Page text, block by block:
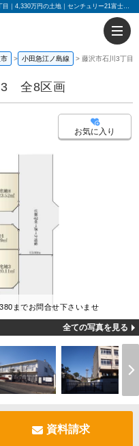
藤沢市石川3丁目 売地3 全8区画 神奈川県藤沢市石川3丁目｜4,330万円の土地｜センチュリー21富士ハウジング
小田急江ノ島線 藤沢市石川3丁
3 全8区画
お気に入り
までお問合せ下さいませ
全ての写真を見る
資料請求